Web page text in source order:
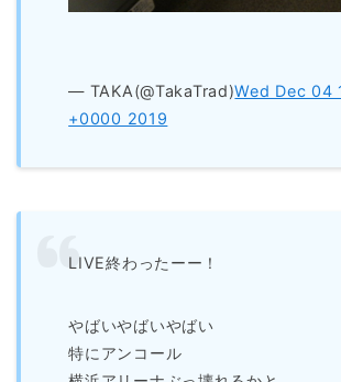
— TAKA(@TakaTrad)Wed Dec 04
+0000 2019
LIVE終わったーー！
やばいやばいやばい
特にアンコール